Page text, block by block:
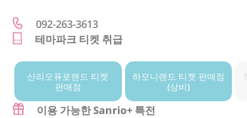
092-263-3613
테마파크 티켓 취급
산리오퓨로랜드 티켓
판매점
하모니랜드 티켓 판매점
(상비)
이용 가능한 Sanrio+ 특전